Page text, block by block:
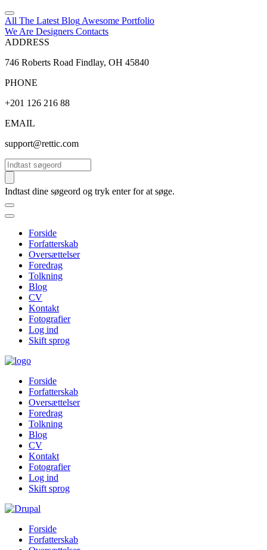
All The Latest Blog Awesome Portfolio
We Are Designers Contacts
ADDRESS
746 Roberts Road Findlay, OH 45840
PHONE
+201 126 216 88
EMAIL
support@rettic.com
Søg
Indtast dine søgeord og tryk enter for at søge.
Forside
Forfatterskab
Oversættelser
Foredrag
Tolkning
Blog
CV
Kontakt
Fotografier
Log ind
Skift sprog
Forside
Forfatterskab
Oversættelser
Foredrag
Tolkning
Blog
CV
Kontakt
Fotografier
Log ind
Skift sprog
Forside
Forfatterskab